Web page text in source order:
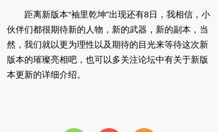
距离新版本“袖里乾坤”出现还有8日，我相信，小
伙伴们都很期待新的人物，新的武器，新的副本，当
然，我们就以更为理性以及期待的目光来等待这次新
版本的璀璨亮相吧，也可以多关注论坛中有关于新版
本更新的详细介绍。